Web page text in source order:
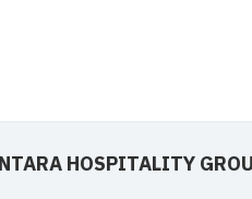
HOSPITALITY